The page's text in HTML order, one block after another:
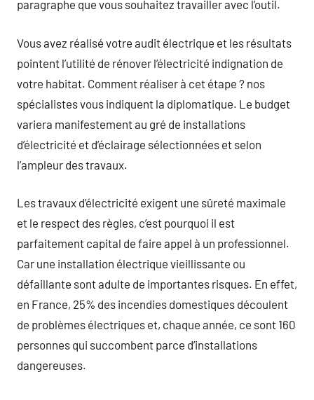
paragraphe que vous souhaitez travailler avec l’outil.
Vous avez réalisé votre audit électrique et les résultats
pointent l’utilité de rénover l’électricité indignation de
votre habitat. Comment réaliser à cet étape ? nos
spécialistes vous indiquent la diplomatique. Le budget
variera manifestement au gré de installations
d’électricité et d’éclairage sélectionnées et selon
l’ampleur des travaux.
Les travaux d’électricité exigent une sûreté maximale
et le respect des règles, c’est pourquoi il est
parfaitement capital de faire appel à un professionnel.
Car une installation électrique vieillissante ou
défaillante sont adulte de importantes risques. En effet,
en France, 25% des incendies domestiques découlent
de problèmes électriques et, chaque année, ce sont 160
personnes qui succombent parce d’installations
dangereuses.